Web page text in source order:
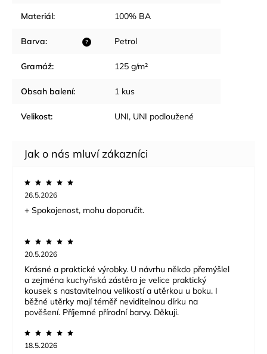
Materiál: 100% BA
?
Barva: Petrol
Gramáž: 125 g/m²
Obsah balení: 1 kus
Velikost: UNI, UNI podloužené
26.5.2026
+ Spokojenost, mohu doporučit.
20.5.2026
Krásné a praktické výrobky. U návrhu někdo přemýšlel
a zejména kuchyňská zástěra je velice praktický
kousek s nastavitelnou velikostí a utěrkou u boku. I
běžné utěrky mají téměř neviditelnou dírku na
pověšení. Příjemné přírodní barvy. Děkuji.
18.5.2026